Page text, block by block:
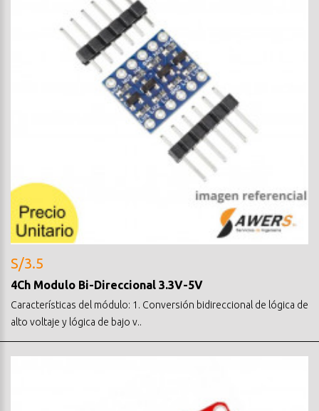
S/3.5
4Ch Modulo Bi-Direccional 3.3V-5V
Características del módulo: 1. Conversión bidireccional de lógica de
alto voltaje y lógica de bajo v..